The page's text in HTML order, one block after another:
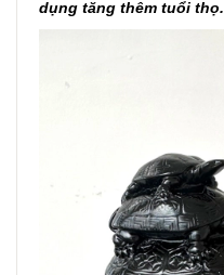
dụng tăng thêm tuổi thọ.